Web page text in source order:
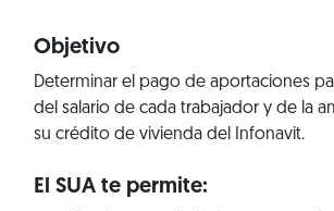
Objetivo
Determinar el pago de aportaciones
del salario de cada trabajador y de la
su crédito de vivienda del Infonavit.
El SUA te permite: